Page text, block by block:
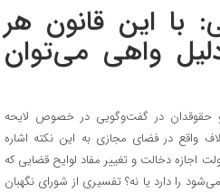
با این قانون هر
واهی می‌توان
حقوقدان در گفت‌وگویی در خصوص لایحه
واقع در فضای مجازی به این نکته اشاره
اجازه دخالت و تغییر مفاد لوایح قضایی که
را دارد یا نه؟ تفسیری از شورای نگهبان